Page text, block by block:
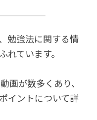
勉強法に関する情
ています。
画が数多くあり、
イントについて詳